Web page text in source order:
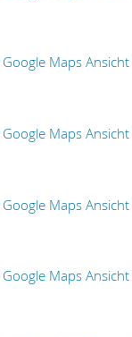
Maps Ansicht
Maps Ansicht
Maps Ansicht
Maps Ansicht